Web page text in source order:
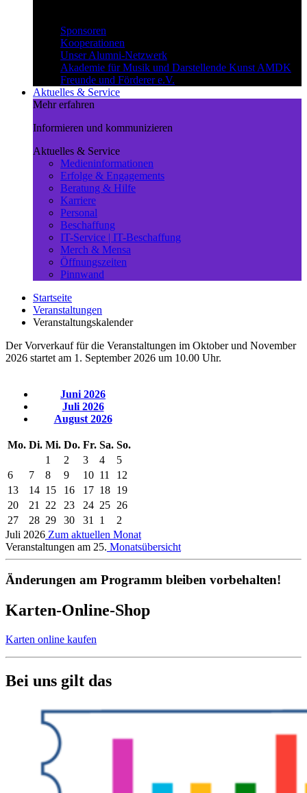
Sponsoren
Kooperationen
Unser Alumni-Netzwerk
Akademie für Musik und Darstellende Kunst AMDK
Freunde und Förderer e.V.
Aktuelles & Service
Mehr erfahren
Informieren und kommunizieren
Aktuelles & Service
Medieninformationen
Erfolge & Engagements
Beratung & Hilfe
Karriere
Personal
Beschaffung
IT-Service | IT-Beschaffung
Merch & Mensa
Öffnungszeiten
Pinnwand
Startseite
Veranstaltungen
Veranstaltungskalender
Der Vorverkauf für die Veranstaltungen im Oktober und November
2026 startet am 1. September 2026 um 10.00 Uhr.
Juni 2026
Juli 2026
August 2026
Mo. Di. Mi. Do. Fr. Sa. So.
1
2 3 4
5
6
7 8 9 10 11
12
13
14 15 16 17 18 19
20
21 22 23 24 25 26
27
28 29 30 31 1
2
Juli 2026 Zum aktuellen Monat
Veranstaltungen am 25. Monatsübersicht
Änderungen am Programm bleiben vorbehalten!
Karten-Online-Shop
Karten online kaufen
Bei uns gilt das